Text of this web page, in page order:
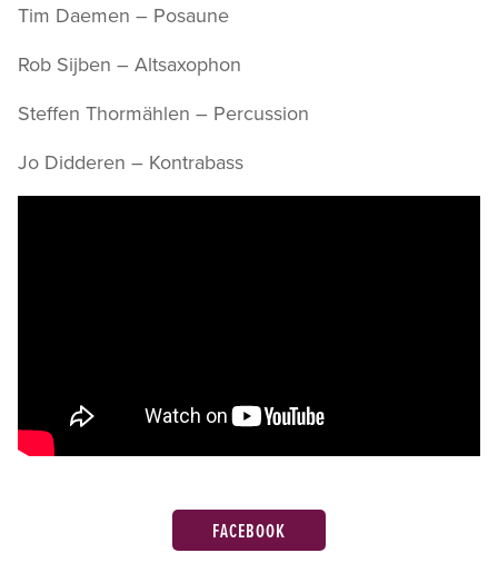
Tim Daemen – Posaune
Rob Sijben – Altsaxophon
Steffen Thormählen – Percussion
Jo Didderen – Kontrabass
FACEBOOK